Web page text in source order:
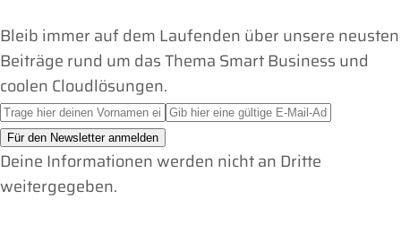
Bleib immer auf dem Laufenden über unsere neusten
Beiträge rund um das Thema Smart Business und
coolen Cloudlösungen.
Deine Informationen werden nicht an Dritte
weitergegeben.